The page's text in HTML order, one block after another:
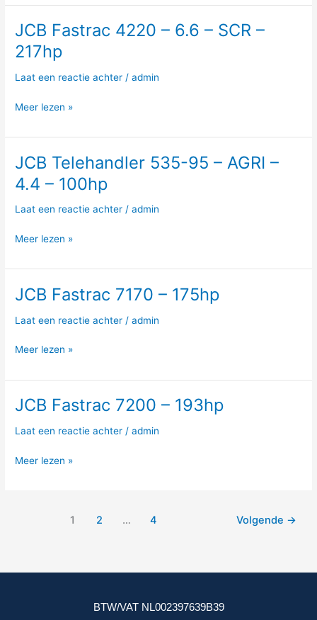
4.4
109hp
JCB Fastrac 4220 – 6.6 – SCR –
217hp
Laat een reactie achter /admin
JCB
Fastrac
4220
–
–
–
Meer lezen »
JCB Telehandler 535-95 – AGRI –
4.4 – 100hp
Laat een reactie achter /admin
JCB
Telehandler
535-
95
AGRI
4.4
100hp
Meer lezen »
JCB Fastrac 7170 – 175hp
Laat een reactie achter /admin
JCB
7170
175hp
Meer lezen »
JCB Fastrac 7200 – 193hp
Laat een reactie achter /admin
JCB
7200
193hp
Meer lezen »
1 2 … 4 Volgende →
BTW/VAT NL002397639B39